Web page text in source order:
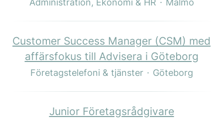
Administration, Ekonomi & HR · Malmö
Customer Success Manager (CSM) med
affärsfokus till Advisera i Göteborg
Företagstelefoni & tjänster · Göteborg
Junior Företagsrådgivare